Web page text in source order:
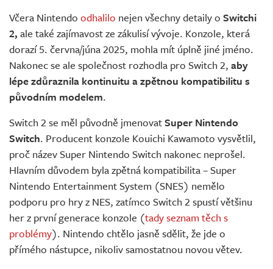
Živě
Včera Nintendo odhalilo nejen všechny detaily o Switchi
2, ale také zajímavost ze zákulisí vývoje. Konzole, která
dorazí 5. června/júna 2025, mohla mít úplně jiné jméno.
Nakonec se ale společnost rozhodla pro Switch 2, aby
lépe zdůraznila kontinuitu a zpětnou kompatibilitu s
původním modelem.
Switch 2 se měl původně jmenovatSuper Nintendo
Switch. Producent konzole Kouichi Kawamoto vysvětlil,
proč název Super Nintendo Switch nakonec neprošel.
Hlavním důvodem byla zpětná kompatibilita – Super
Nintendo Entertainment System (SNES) nemělo
podporu pro hry z NES, zatímco Switch 2 spustí většinu
her z první generace konzole (tady seznam těch s
problémy). Nintendo chtělo jasně sdělit, že jde o
přímého nástupce, nikoliv samostatnou novou větev.